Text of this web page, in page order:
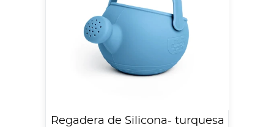
Regadera de Silicona- turquesa